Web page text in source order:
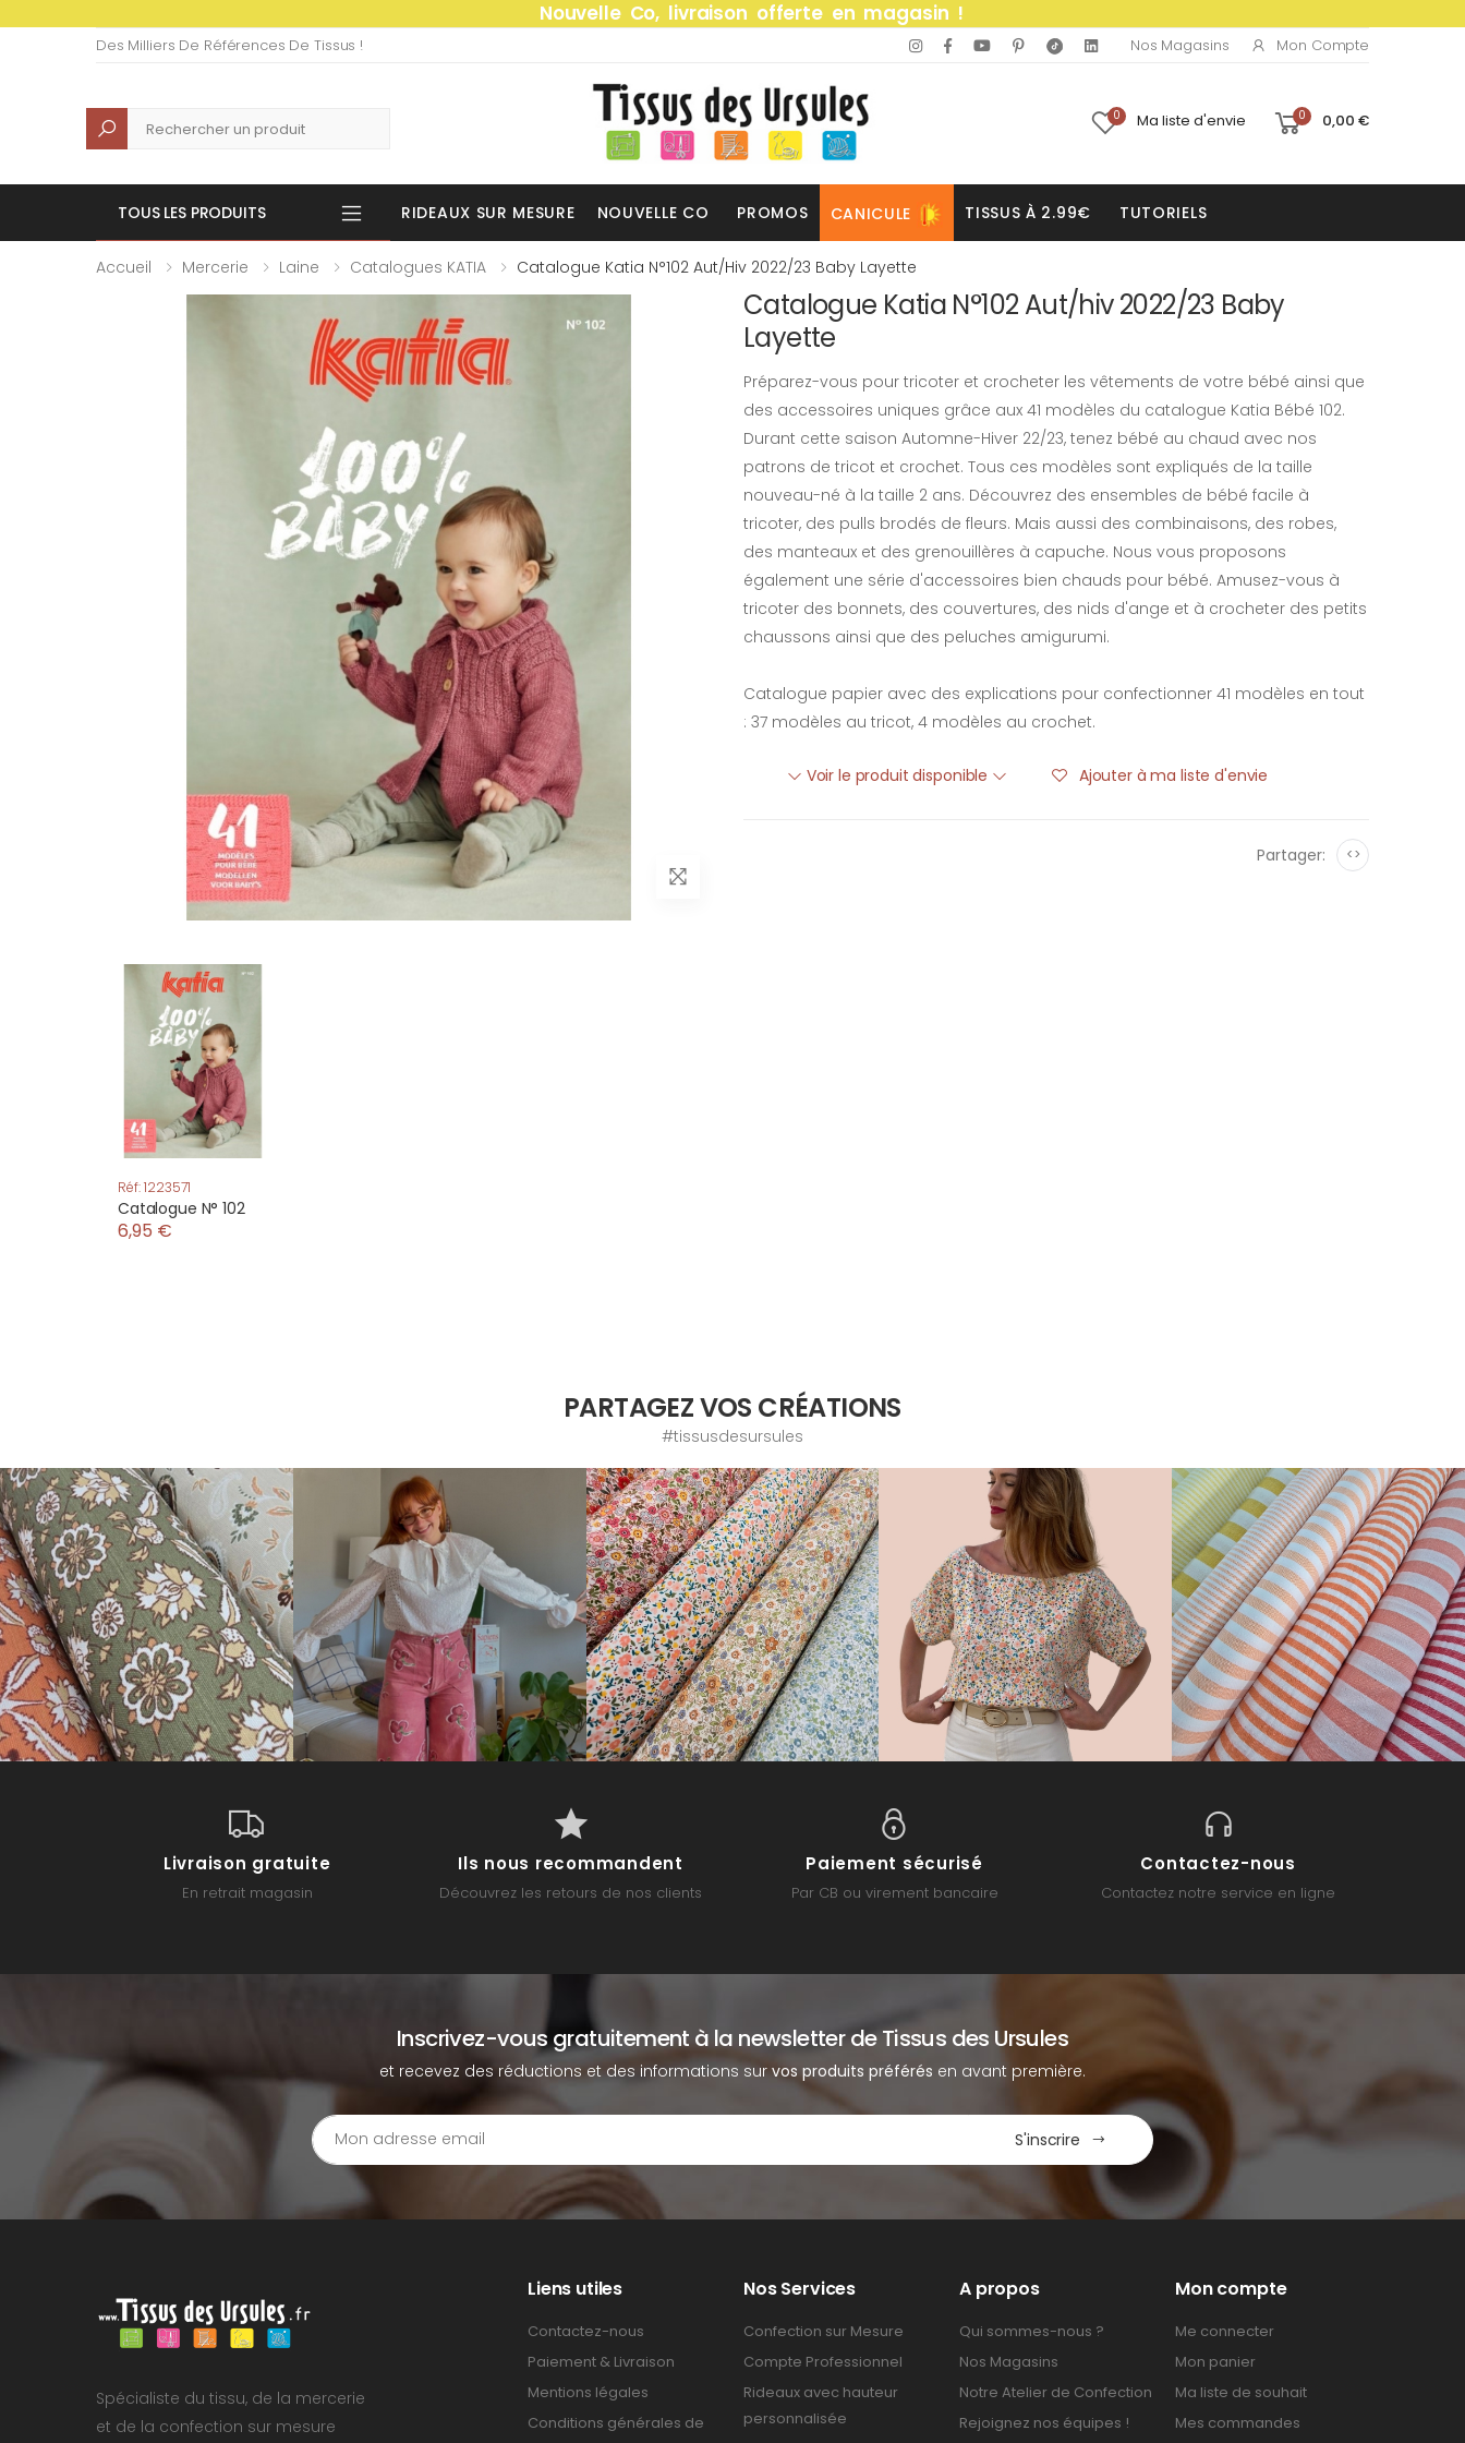
Nouvelle Co, livraison offerte en magasin !
Des Milliers De Références De Tissus ! Nos Magasins Mon Compte
Recherche 0 Ma liste d'envie 0 0,00 €
TOUS LES PRODUITS RIDEAUX SUR MESURE NOUVELLE CO PROMOS CANICULE TISSUS À 2.99€ TUTORIELS
Accueil Mercerie Laine Catalogues KATIA Catalogue Katia N°102 Aut/hiv 2022/23 Baby Layette
Catalogue Katia N°102 Aut/hiv 2022/23 Baby
Layette
Préparez-vous pour tricoter et crocheter les vêtements de votre bébé ainsi que
des accessoires uniques grâce aux 41 modèles du catalogue Katia Bébé 102.
Durant cette saison Automne-Hiver 22/23, tenez bébé au chaud avec nos
patrons de tricot et crochet. Tous ces modèles sont expliqués de la taille
nouveau-né à la taille 2 ans. Découvrez des ensembles de bébé facile à
tricoter, des pulls brodés de fleurs. Mais aussi des combinaisons, des robes,
des manteaux et des grenouillères à capuche. Nous vous proposons
également une série d'accessoires bien chauds pour bébé. Amusez-vous à
tricoter des bonnets, des couvertures, des nids d'ange et à crocheter des petits
chaussons ainsi que des peluches amigurumi.
Catalogue papier avec des explications pour confectionner 41 modèles en tout
: 37 modèles au tricot, 4 modèles au crochet.
Voir le produit disponible Ajouter à ma liste d'envie
Partager: <>
Réf: 1223571
Catalogue N° 102
6,95 €
PARTAGEZ VOS CRÉATIONS
#tissusdesursules
Livraison gratuite
En retrait magasin
Ils nous recommandent
Découvrez les retours de nos clients
Paiement sécurisé
Par CB ou virement bancaire
Contactez-nous
Contactez notre service en ligne
Inscrivez-vous gratuitement à la newsletter de Tissus des Ursules
et recevez des réductions et des informations survos produits préférés en avant première.
S'inscrire
Spécialiste du tissu, de la mercerie
et de la confection sur mesure
Liens utiles
Contactez-nous
Paiement & Livraison
Mentions légales
Conditions générales de
Nos Services
Confection sur Mesure
Compte Professionnel
Rideaux avec hauteur
personnalisée
A propos
Qui sommes-nous ?
Nos Magasins
Notre Atelier de Confection
Rejoignez nos équipes !
Mon compte
Me connecter
Mon panier
Ma liste de souhait
Mes commandes